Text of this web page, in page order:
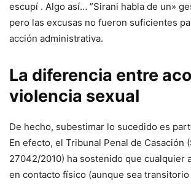
escupí . Algo así… ”Sirani habla de un»
pero las excusas no fueron suficientes
acción administrativa.
La diferencia entre
violencia sexual
De hecho, subestimar lo sucedido es
En efecto, el Tribunal Penal de Casación
27042/2010) ha sostenido que cualquier
en contacto físico (aunque sea